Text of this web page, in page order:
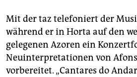
Mit der taz telefoniert der
während er in Horta auf den
gelegenen Azoren ein
Neuinterpretationen von
vorbereitet. „Cantares do